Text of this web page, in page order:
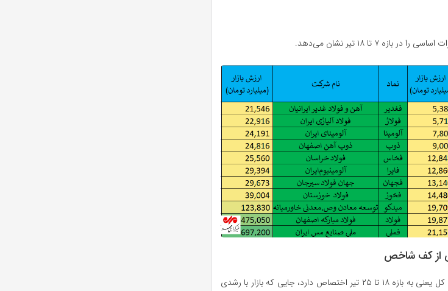
۷ تا ۱۸ تیر نشان می‌دهد.
از کف شاخص
دومین بازه زمانی به دوره پس از کف شاخص کل یعنی به بازه ۱۸ تا ۲۵ تیر اختصاص دارد، جایی که بازار با رشدی